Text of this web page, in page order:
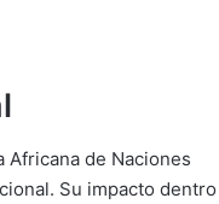
Africana de Naciones
Su impacto dentro